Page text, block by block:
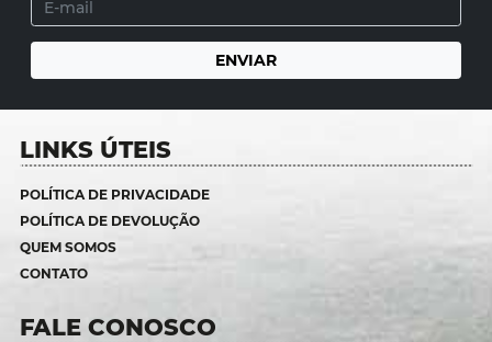
LINKS ÚTEIS
POLÍTICA DE PRIVACIDADE
POLÍTICA DE DEVOLUÇÃO
QUEM SOMOS
CONTATO
FALE CONOSCO